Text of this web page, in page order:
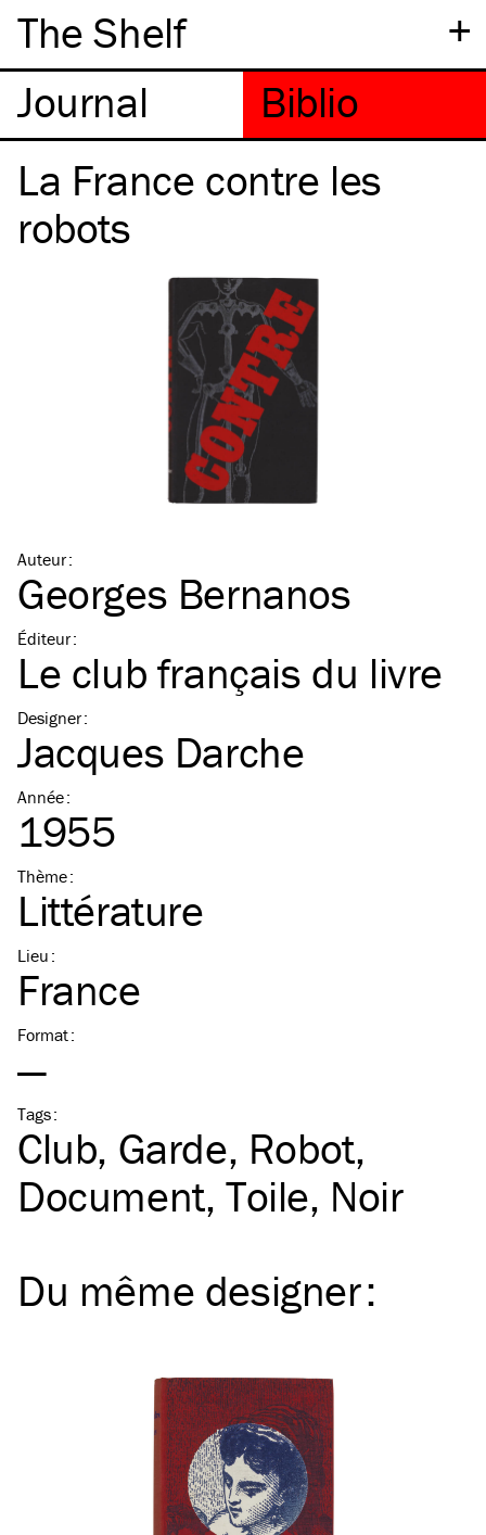
+
The Shelf
La France contre les
robots
Auteur:
Georges Bernanos
Éditeur:
Le club français du livre
Designer:
Jacques Darche
Année:
1955
Thème:
Littérature
Lieu :
France
Format:
—
Tags:
Club Garde Robot
Document Toile Noir
Du même designer: